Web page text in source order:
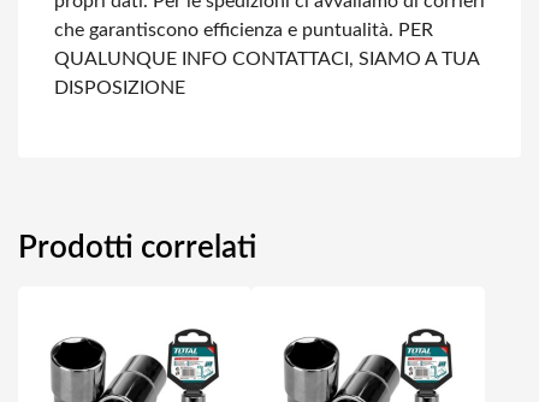
che garantiscono efficienza e puntualità. PER
QUALUNQUE INFO CONTATTACI, SIAMO A TUA
DISPOSIZIONE
Prodotti correlati